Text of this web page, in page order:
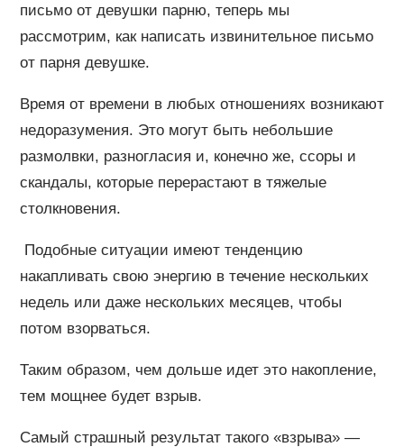
письмо от девушки парню, теперь мы
рассмотрим, как написать извинительное письмо
от парня девушке.
Время от времени в любых отношениях возникают
недоразумения. Это могут быть небольшие
размолвки, разногласия и, конечно же, ссоры и
скандалы, которые перерастают в тяжелые
столкновения.
Подобные ситуации имеют тенденцию
накапливать свою энергию в течение нескольких
недель или даже нескольких месяцев, чтобы
потом взорваться.
Таким образом, чем дольше идет это накопление,
тем мощнее будет взрыв.
Самый страшный результат такого «взрыва» —